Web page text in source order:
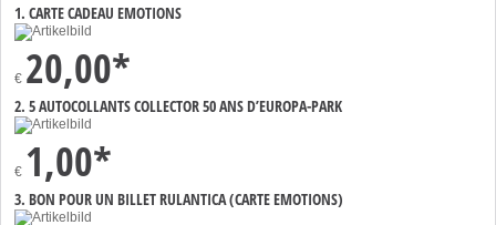
1. CARTE CADEAU EMOTIONS
€ 20,00*
2. 5 AUTOCOLLANTS COLLECTOR 50 ANS D’EUROPA-PARK
€ 1,00*
3. BON POUR UN BILLET RULANTICA (CARTE EMOTIONS)